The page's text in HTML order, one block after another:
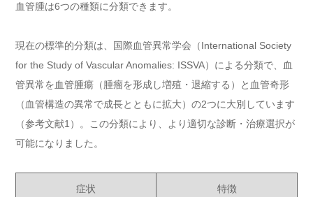
血管腫は6つの種類に分類できます。
現在の標準的分類は、国際血管異常学会（International Society
for the Study of Vascular Anomalies: ISSVA）による分類で、血
管異常を血管腫瘍（腫瘤を形成し増殖・退縮する）と血管奇形
（血管構造の異常で成長とともに拡大）の2つに大別しています
（参考文献1）。この分類により、より適切な診断・治療選択が
可能になりました。
症状 特徴